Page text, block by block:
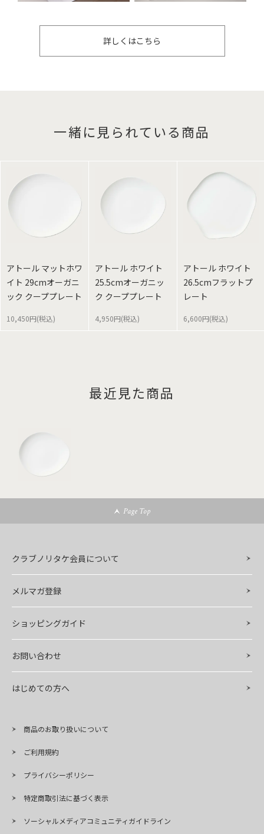
詳しくはこちら
一緒に見られている商品
アトール マットホワ
イト 29cmオーガニ
ック クーププレート
10,450円(税込)
アトール ホワイト
25.5cmオーガニッ
ク クーププレート
4,950円(税込)
アトール ホワイト
26.5cmフラットプ
レート
6,600円(税込)
最近見た商品
Page Top
クラブノリタケ会員について
メルマガ登録
ショッピングガイド
お問い合わせ
はじめての方へ
商品のお取り扱いについて
ご利用規約
プライバシーポリシー
特定商取引法に基づく表示
ソーシャルメディアコミュニティガイドライン